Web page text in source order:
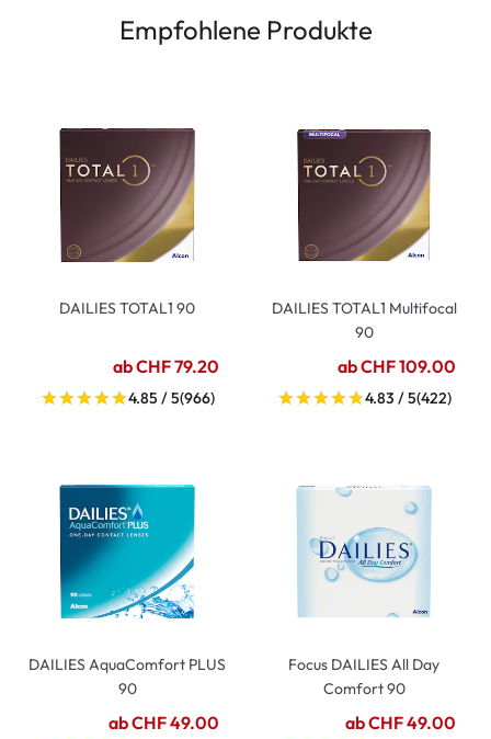
Empfohlene Produkte
DAILIES TOTAL1 90
ab CHF 79.20
4.85 / 5(966)
DAILIES TOTAL1 Multifocal
90
ab CHF 109.00
4.83 / 5(422)
DAILIES AquaComfort PLUS
90
ab CHF 49.00
Focus DAILIES All Day
Comfort 90
ab CHF 49.00